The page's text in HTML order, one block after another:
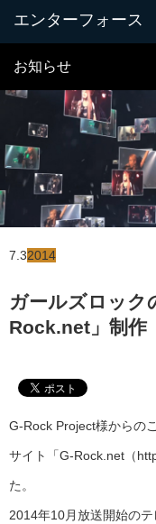
お知らせ
7.32014
ガールズロック
Rock.net」制作
G-Rock Project様からの
サイト「G-Rock.net（
た。
2014年10月放送開始の